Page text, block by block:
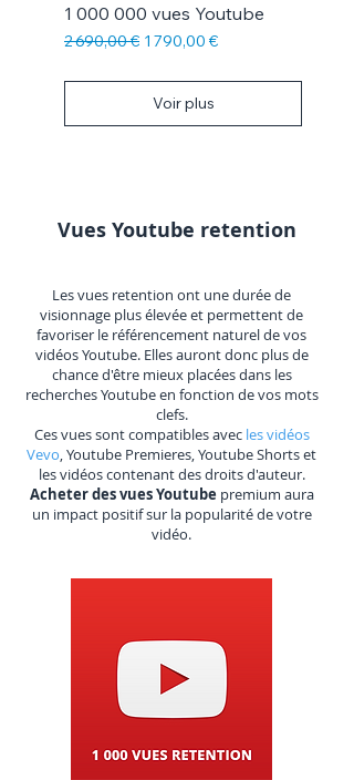
1 000 000 vues Youtube
Prix original
2 690,00 € Prix promotionnel
1 790,00 €
Voir plus
Vues Youtube retention
Les vues retention ont une durée de
visionnage plus élevée et permettent de
favoriser le référencement naturel de vos
vidéos Youtube. Elles auront donc plus de
chance d'être mieux placées dans les
recherches Youtube en fonction de vos mots
clefs.
Ces vues sont compatibles avec les vidéos
Vevo, Youtube Premieres, Youtube Shorts et
les vidéos contenant des droits d'auteur.
Acheter des vues Youtube premium aura
un impact positif sur la popularité de votre
vidéo.